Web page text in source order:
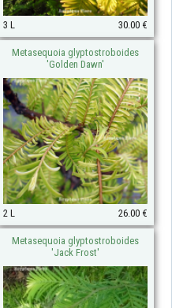
3 L 30.00 €
Metasequoia glyptostroboides
'Golden Dawn'
2 L 26.00 €
Metasequoia glyptostroboides
'Jack Frost'